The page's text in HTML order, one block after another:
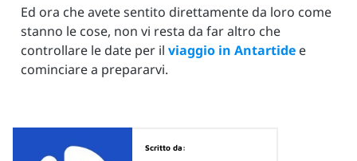
Ed ora che avete sentito direttamente da loro come
stanno le cose, non vi resta da far altro che
controllare le date per il viaggio in Antartide e
cominciare a prepararvi.
Scritto da: